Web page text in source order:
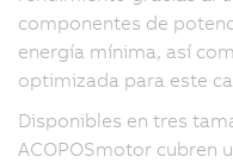
componentes de
energía mínima, así
optimizada para este
Disponibles en tres
ACOPOSmotor cubren